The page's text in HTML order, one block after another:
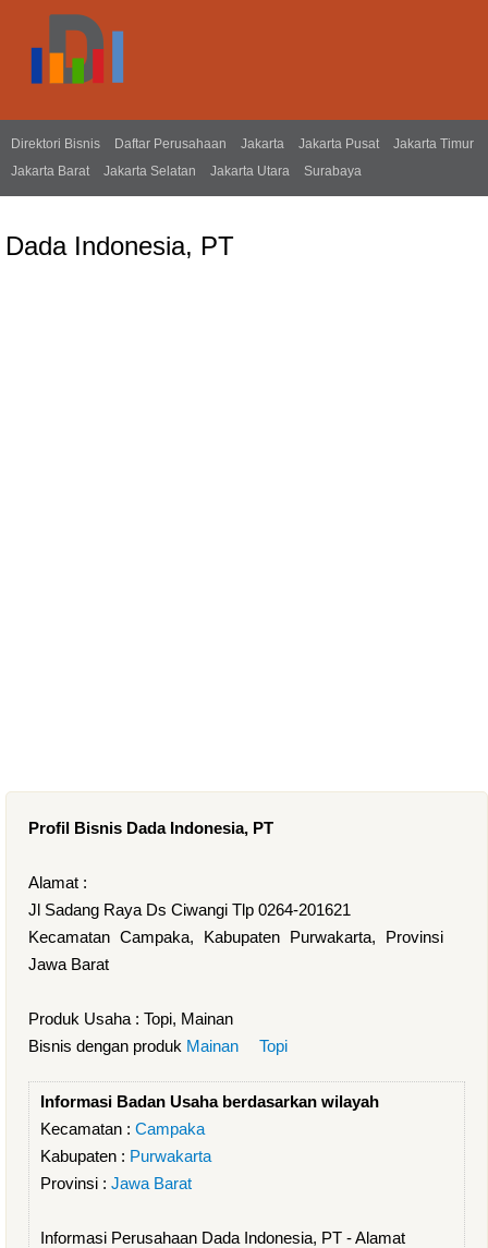
Direktori Bisnis Daftar Perusahaan Jakarta Jakarta Pusat
Jakarta Timur
Jakarta Barat
Jakarta Selatan Jakarta Utara Surabaya
Dada Indonesia, PT
Profil Bisnis Dada Indonesia, PT
Alamat :
Jl Sadang Raya Ds Ciwangi Tlp 0264-201621
Kecamatan Campaka, Kabupaten Purwakarta, Provinsi
Jawa Barat
Produk Usaha : Topi, Mainan
Bisnis dengan produk Mainan Topi
Informasi Badan Usaha berdasarkan wilayah
Kecamatan : Campaka
Kabupaten : Purwakarta
Provinsi : Jawa Barat
Informasi Perusahaan Dada Indonesia, PT - Alamat